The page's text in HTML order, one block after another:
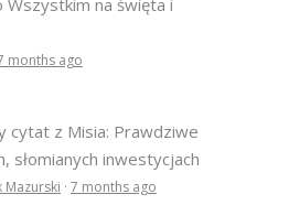
na święta i
months ago
cytat z Misia: Prawdziwe
słomianych inwestycjach
Mazurski · 7 months ago